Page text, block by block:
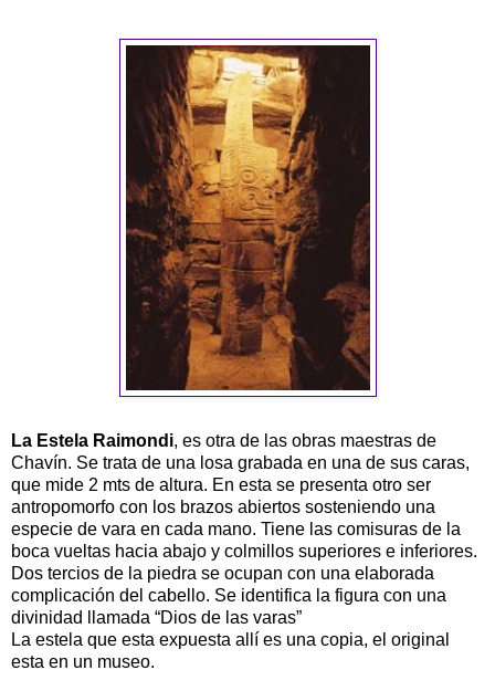
La Estela Raimondi, es otra de las obras maestras de
Chavín. Se trata de una losa grabada en una de sus caras,
que mide 2 mts de altura. En esta se presenta otro ser
antropomorfo con los brazos abiertos sosteniendo una
especie de vara en cada mano. Tiene las comisuras de la
boca vueltas hacia abajo y colmillos superiores e inferiores.
Dos tercios de la piedra se ocupan con una elaborada
complicación del cabello. Se identifica la figura con una
divinidad llamada “Dios de las varas”
La estela que esta expuesta allí es una copia, el original
esta en un museo.